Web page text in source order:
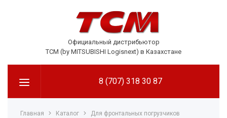
Официальный дистрибьютор
TCM (by MITSUBISHI Logisnext) в Казахстане
8 (707) 318 30 87
Главная Каталог
Для фронтальных погрузчиков